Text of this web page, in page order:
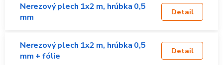
Nerezový plech 1x2 m, hrúbka 0,5
mm
Detail
Nerezový plech 1x2 m, hrúbka 0,5
mm + fólie
Detail